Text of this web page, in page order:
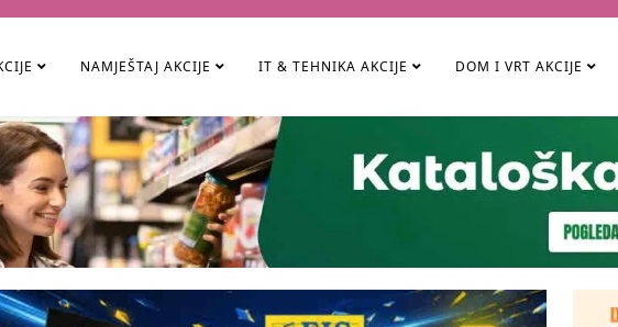
NAMJEŠTAJ AKCIJE IT & TEHNIKA AKCIJE DOM I VRT AKCIJE